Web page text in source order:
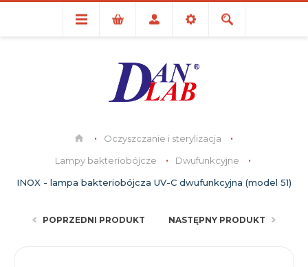
Oczyszczanie i sterylizacja
Lampy bakteriobójcze
Dwufunkcyjne
INOX - lampa bakteriobójcza UV-C dwufunkcyjna (model 51)
POPRZEDNI PRODUKT NASTĘPNY PRODUKT